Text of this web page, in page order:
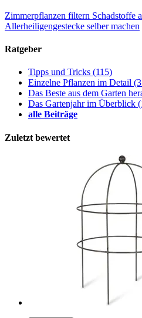
Zimmerpflanzen filtern Schadstoffe
Allerheiligengestecke selber machen
Ratgeber
Tipps und Tricks (115)
Einzelne Pflanzen im Detail
Das Beste aus dem Garten
Das Gartenjahr im Überblick
alle Beiträge
Zuletzt bewertet